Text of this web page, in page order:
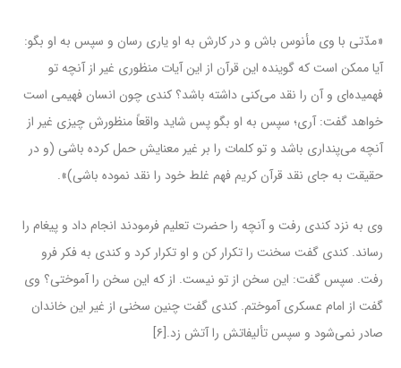
«مدّتی با وی مأنوس باش و در کارش به او یاری رسان و سپس به او بگو:
آیا ممکن است که گوینده این قرآن از این آیات منظوری غیر از آنچه تو
فهمیده‌ای و آن را نقد می‌کنی داشته باشد؟ کندی چون انسان فهیمی است
خواهد گفت: آری؛ سپس به او بگو پس شاید واقعاً منظورش چیزی غیر از
آنچه می‌پنداری باشد و تو کلمات را بر غیر معنایش حمل کرده باشی (و در
حقیقت به جای نقد قرآن کریم فهم غلط خود را نقد نموده باشی)».
وی به نزد کندی رفت و آنچه را حضرت تعلیم فرمودند انجام داد و پیغام را
رساند. کندی گفت سخنت را تکرار کن و او تکرار کرد و کندی به فکر فرو
رفت. سپس گفت: این سخن از تو نیست. از که این سخن را آموختی؟ وی
گفت از امام عسکری آموختم. کندی گفت چنین سخنی از غیر این خاندان
صادر نمی‌شود و سپس تألیفاتش را آتش زد.[۶]